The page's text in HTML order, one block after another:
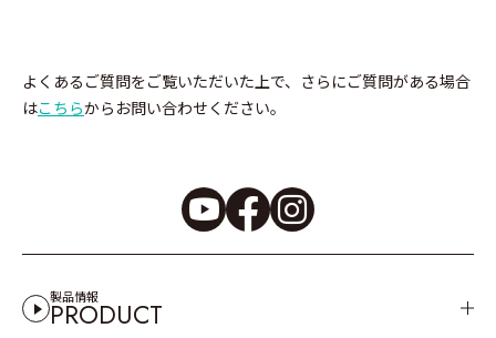
よくあるご質問をご覧いただいた上で、さらにご質問がある場合
はこちらからお問い合わせください。
製品情報
PRODUCT